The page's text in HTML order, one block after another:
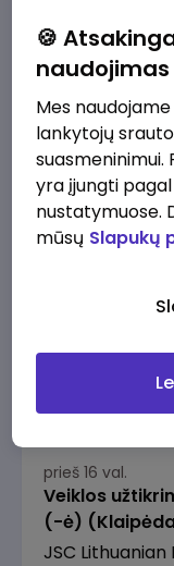
2610 - 3910 €/
prieš 16 val.
Veiklos
(-ė) (Kaunas)
prieš 16 val.
Veiklos
(-ė)
JSC Lithuanian
🍪
naudojimas
Mes
lankytojų
yra įjungti
nustatymuose.
mūsų Slapukų